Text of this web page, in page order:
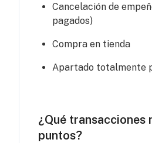
Cancelación de
pagados)
Compra en tienda
Apartado totalmente
¿Qué transacciones
puntos?